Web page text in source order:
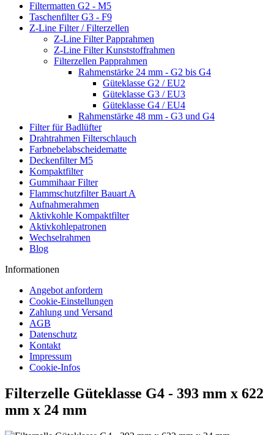
Filtermatten G2 - M5
Taschenfilter G3 - F9
Z-Line Filter / Filterzellen
Z-Line Filter Papprahmen
Z-Line Filter Kunststoffrahmen
Filterzellen Papprahmen
Rahmenstärke 24 mm - G2 bis G4
Güteklasse G2 / EU2
Güteklasse G3 / EU3
Güteklasse G4 / EU4
Rahmenstärke 48 mm - G3 und G4
Filter für Badlüfter
Drahtrahmen Filterschlauch
Farbnebelabscheidematte
Deckenfilter M5
Kompaktfilter
Gummihaar Filter
Flammschutzfilter Bauart A
Aufnahmerahmen
Aktivkohle Kompaktfilter
Aktivkohlepatronen
Wechselrahmen
Blog
Informationen
Angebot anfordern
Cookie-Einstellungen
Zahlung und Versand
AGB
Datenschutz
Kontakt
Impressum
Cookie-Infos
Filterzelle Güteklasse G4 - 393 mm x 622
mm x 24 mm